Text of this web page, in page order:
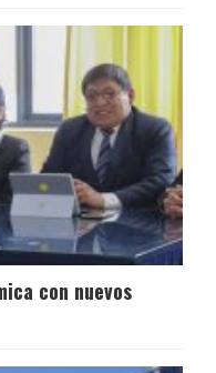
con nuevos